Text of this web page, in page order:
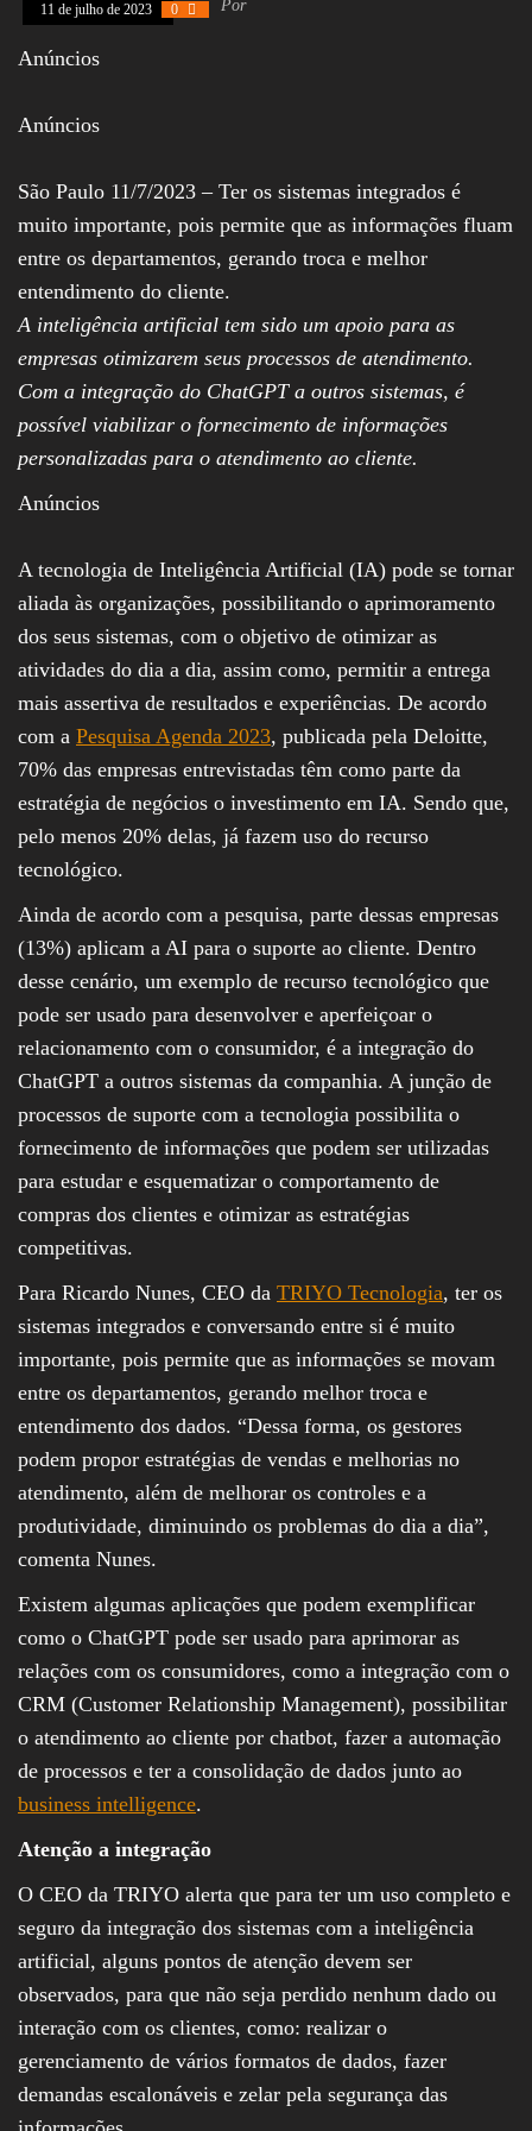
Vinhos, Bebidas,
Receitas, Chef, RH,
Emprego,
Oportunidades,
11 de julho de 2023 0 Por
Anúncios
Anúncios
São Paulo 11/7/2023 – Ter os sistemas integrados é
muito importante, pois permite que as informações fluam
entre os departamentos, gerando troca e melhor
entendimento do cliente.
A inteligência artificial tem sido um apoio para as
empresas otimizarem seus processos de atendimento.
Com a integração do ChatGPT a outros sistemas, é
possível viabilizar o fornecimento de informações
personalizadas para o atendimento ao cliente.
Anúncios
A tecnologia de Inteligência Artificial (IA) pode se tornar
aliada às organizações, possibilitando o aprimoramento
dos seus sistemas, com o objetivo de otimizar as
atividades do dia a dia, assim como, permitir a entrega
mais assertiva de resultados e experiências. De acordo
com a Pesquisa Agenda 2023, publicada pela Deloitte,
70% das empresas entrevistadas têm como parte da
estratégia de negócios o investimento em IA. Sendo que,
pelo menos 20% delas, já fazem uso do recurso
tecnológico.
Ainda de acordo com a pesquisa, parte dessas empresas
(13%) aplicam a AI para o suporte ao cliente. Dentro
desse cenário, um exemplo de recurso tecnológico que
pode ser usado para desenvolver e aperfeiçoar o
relacionamento com o consumidor, é a integração do
ChatGPT a outros sistemas da companhia. A junção de
processos de suporte com a tecnologia possibilita o
fornecimento de informações que podem ser utilizadas
para estudar e esquematizar o comportamento de
compras dos clientes e otimizar as estratégias
competitivas.
Para Ricardo Nunes, CEO da TRIYO Tecnologia, ter os
sistemas integrados e conversando entre si é muito
importante, pois permite que as informações se movam
entre os departamentos, gerando melhor troca e
entendimento dos dados. “Dessa forma, os gestores
podem propor estratégias de vendas e melhorias no
atendimento, além de melhorar os controles e a
produtividade, diminuindo os problemas do dia a dia”,
comenta Nunes.
Existem algumas aplicações que podem exemplificar
como o ChatGPT pode ser usado para aprimorar as
relações com os consumidores, como a integração com o
CRM (Customer Relationship Management), possibilitar
o atendimento ao cliente por chatbot, fazer a automação
de processos e ter a consolidação de dados junto ao
business intelligence.
Atenção a integração
O CEO da TRIYO alerta que para ter um uso completo e
seguro da integração dos sistemas com a inteligência
artificial, alguns pontos de atenção devem ser
observados, para que não seja perdido nenhum dado ou
interação com os clientes, como: realizar o
gerenciamento de vários formatos de dados, fazer
demandas escalonáveis e zelar pela segurança das